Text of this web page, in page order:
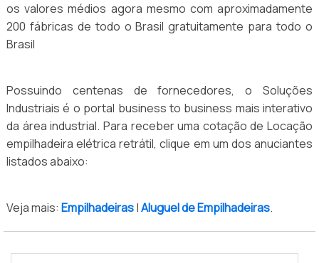
os valores médios agora mesmo com aproximadamente
200 fábricas de todo o Brasil gratuitamente para todo o
Brasil
Possuindo centenas de fornecedores, o Soluções
Industriais é o portal business to business mais interativo
da área industrial. Para receber uma cotação de Locação
empilhadeira elétrica retrátil, clique em um dos anuciantes
listados abaixo:
Veja mais: Empilhadeiras|Aluguel de Empilhadeiras.